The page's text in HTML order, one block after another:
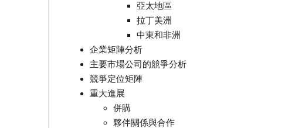
亞太地區
拉丁美洲
中東和非洲
企業矩陣分析
主要市場公司的競爭分析
競爭定位矩陣
重大進展
併購
夥伴關係與合作